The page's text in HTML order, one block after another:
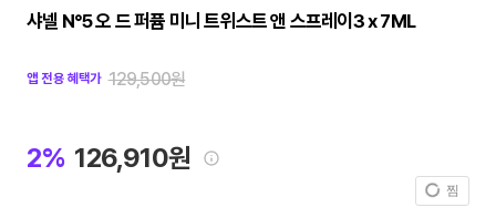
샤넬 N°5 오 드 퍼퓸 미니 트위스트 앤 스프레이3 x 7ML
앱 전용 혜택가 129,500원
2% 126,910원
찜